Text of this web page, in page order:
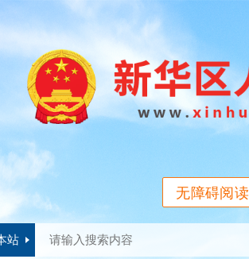
无障碍阅读
站